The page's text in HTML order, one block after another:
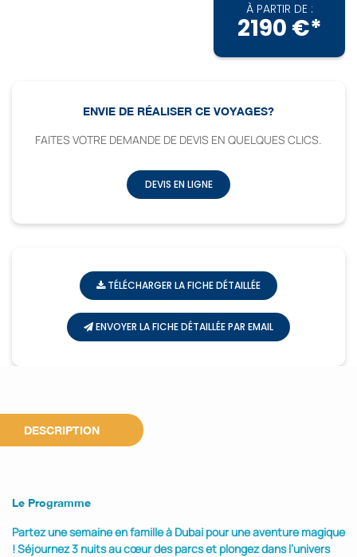
À PARTIR DE :
2190 €*
ENVIE DE RÉALISER CE VOYAGES?
FAITES VOTRE DEMANDE DE DEVIS EN QUELQUES CLICS.
DEVIS EN LIGNE
TÉLÉCHARGER LA FICHE DÉTAILLÉE
ENVOYER LA FICHE DÉTAILLÉE PAR EMAIL
DESCRIPTION
Le Programme
Partez une semaine en famille à Dubai pour une aventure magique
! Séjournez 3 nuits au cœur des parcs et plongez dans l’univers